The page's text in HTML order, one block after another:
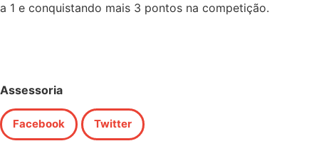
a 1 e conquistando mais 3 pontos na competição.
Assessoria
Facebook Twitter